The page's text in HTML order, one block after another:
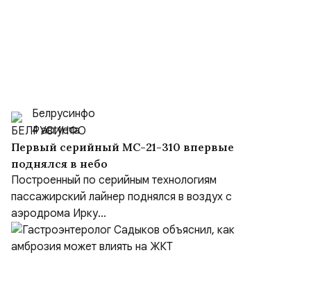
Белрусинфо
4 августа
Первый серийный МС-21-310 впервые
поднялся в небо
Построенный по серийным технологиям
пассажирский лайнер поднялся в воздух с
аэродрома Ирку...